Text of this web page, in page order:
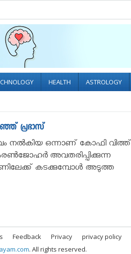
HEALTH ASTROLOGY
പ്രഭാസ്
നല്‍കിയ ഒന്നാണ് കോഫി വിത്ത്
അവതരിപ്പിക്കുന്ന
കടക്കുമ്പോള്‍ അടുത്ത
Feedback Privacy privacy policy
. All rights reserved.